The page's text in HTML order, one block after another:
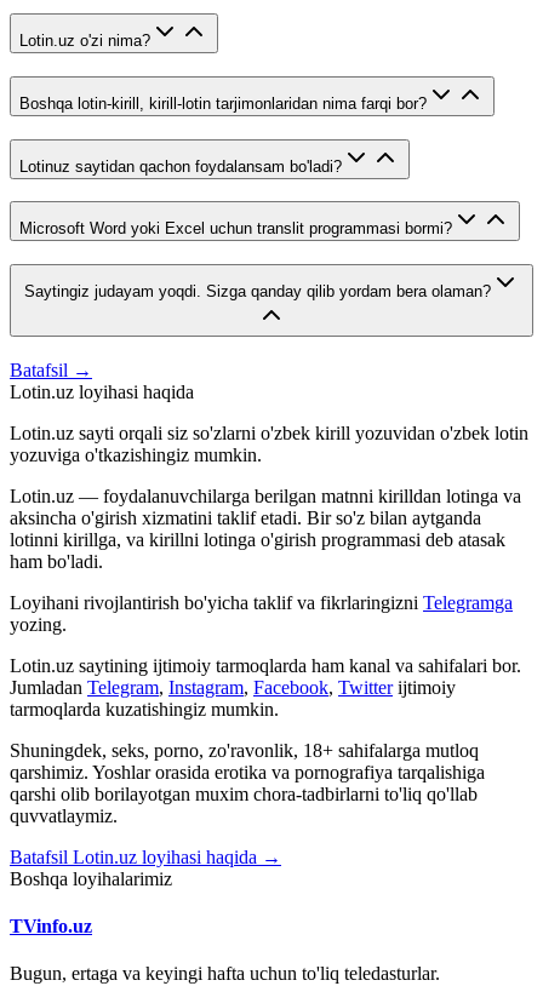
Lotin.uz o'zi nima?
Boshqa lotin-kirill, kirill-lotin tarjimonlaridan nima farqi bor?
Lotinuz saytidan qachon foydalansam bo'ladi?
Microsoft Word yoki Excel uchun translit programmasi bormi?
Saytingiz judayam yoqdi. Sizga qanday qilib yordam bera olaman?
Batafsil →
Lotin.uz loyihasi haqida
Lotin.uz sayti orqali siz so'zlarni o'zbek kirill yozuvidan o'zbek lotin
yozuviga o'tkazishingiz mumkin.
Lotin.uz — foydalanuvchilarga berilgan matnni kirilldan lotinga va
aksincha o'girish xizmatini taklif etadi. Bir so'z bilan aytganda
lotinni kirillga, va kirillni lotinga o'girish programmasi deb atasak
ham bo'ladi.
Loyihani rivojlantirish bo'yicha taklif va fikrlaringizni Telegramga
yozing.
Lotin.uz saytining ijtimoiy tarmoqlarda ham kanal va sahifalari bor.
Jumladan Telegram, Instagram, Facebook, Twitter ijtimoiy
tarmoqlarda kuzatishingiz mumkin.
Shuningdek, seks, porno, zo'ravonlik, 18+ sahifalarga mutloq
qarshimiz. Yoshlar orasida erotika va pornografiya tarqalishiga
qarshi olib borilayotgan muxim chora-tadbirlarni to'liq qo'llab
quvvatlaymiz.
Batafsil Lotin.uz loyihasi haqida →
Boshqa loyihalarimiz
TVinfo.uz
Bugun, ertaga va keyingi hafta uchun to'liq teledasturlar.